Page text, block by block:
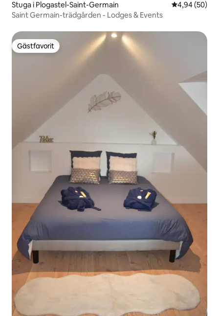
Stuga i Plogastel-Saint-Germain 4,94 av 5 i
4,94 (50)
Saint Germain-trädgården - Lodges & Events
Gästfavorit
Gästfavorit